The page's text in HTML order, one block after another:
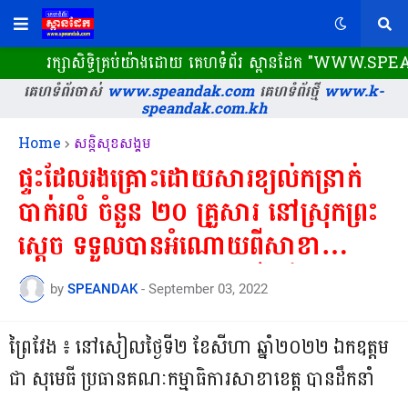
សាសិទ្ធិគ្រប់យ៉ាងដោយ គេហទំព័រ ស្ពានដែក​
គេហទំព័រចាស់www.speandak.comគេហទំព័រថ្មីwww.k-
speandak.com.kh
Home សន្តិសុខសង្គម
ផ្ទះដែលរងគ្រោះដោយសារខ្យល់កន្រាក់
បាក់រលំ ចំនួន ២០ គ្រួសារ នៅស្រុកព្រះ
ស្តេច ទទួលបានអំណោយពីសាខា
កាកបាទក្រហមកម្ពុជា ខេត្តព្រៃវែង
by SPEANDAK - September 03, 2022
ព្រៃវែង ៖ នៅសៀលថ្ងៃទី២ ខែសីហា ឆ្នាំ២០២២ ឯកឧត្តម
ជា សុមេធី ប្រធានគណៈកម្មាធិការសាខាខេត្ត បានដឹកនាំ